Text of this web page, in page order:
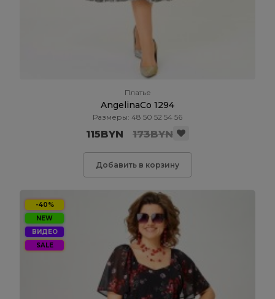
Платье
AngelinaCo 1294
Размеры: 48 50 52 54 56
115BYN 173BYN
Добавить в корзину
-40%
NEW
ВИДЕО
SALE